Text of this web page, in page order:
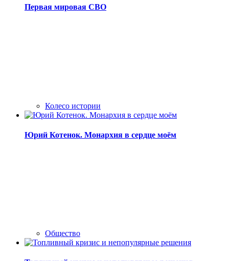
Первая мировая СВО
Колесо истории
Юрий Котенок. Монархия в сердце моём
Общество